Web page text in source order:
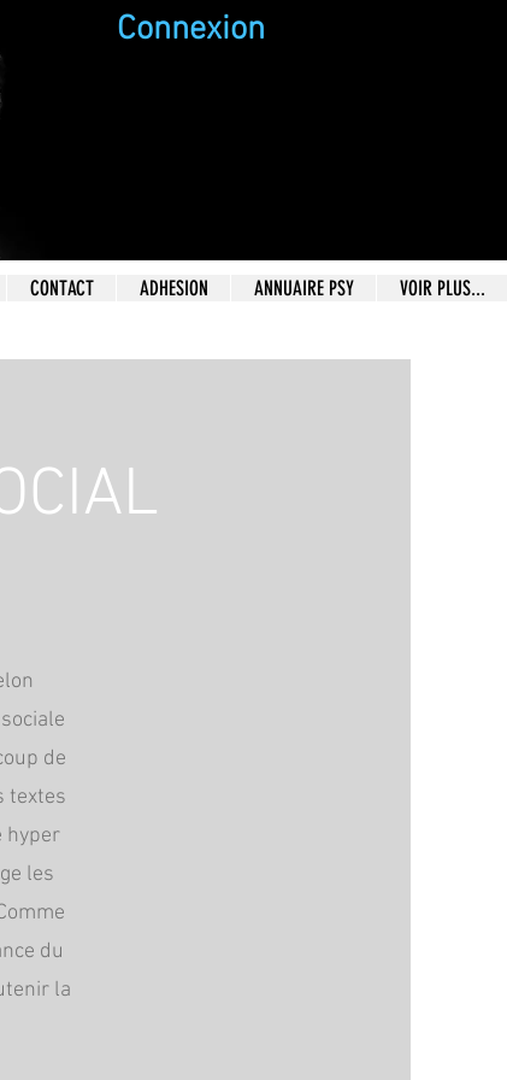
Connexion
CONTACT ADHESION ANNUAIRE PSY VOIR PLUS...
de
textes
hyper
les
du
la